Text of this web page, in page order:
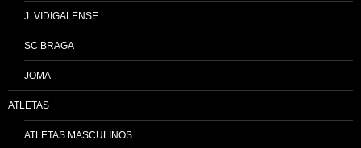
J. VIDIGALENSE
SC BRAGA
JOMA
ATLETAS
ATLETAS MASCULINOS